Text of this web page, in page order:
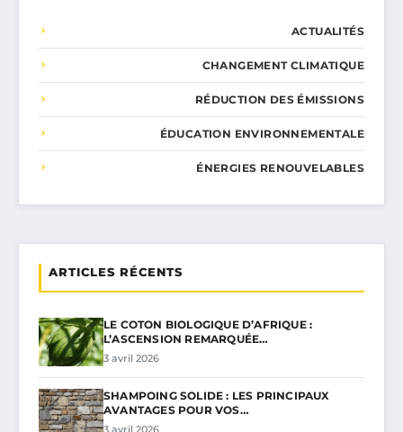
ACTUALITÉS
CHANGEMENT CLIMATIQUE
RÉDUCTION DES ÉMISSIONS
ÉDUCATION ENVIRONNEMENTALE
ÉNERGIES RENOUVELABLES
ARTICLES RÉCENTS
LE COTON BIOLOGIQUE D’AFRIQUE :
L’ASCENSION REMARQUÉE…
3 avril 2026
SHAMPOING SOLIDE : LES PRINCIPAUX
AVANTAGES POUR VOS…
3 avril 2026